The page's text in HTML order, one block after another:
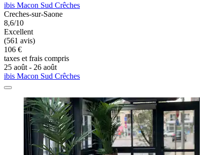
ibis Macon Sud Crêches
Creches-sur-Saone
8,6/10
Excellent
(561 avis)
106 €
taxes et frais compris
25 août - 26 août
ibis Macon Sud Crêches